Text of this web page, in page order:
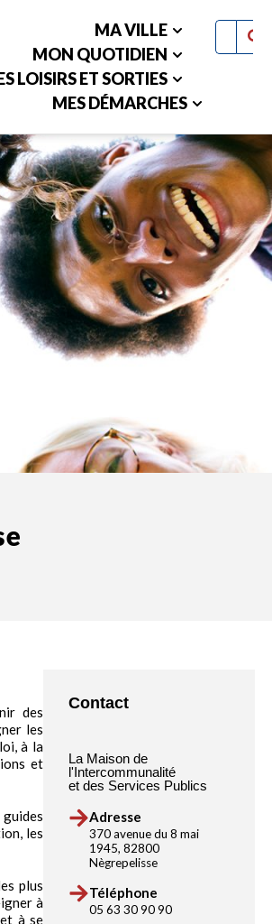
MA VILLE
MON QUOTIDIEN
LOISIRS ET SORTIES
MES DÉMARCHES
des
les
à la
et
les
plus
à
à se
Contact
La Maison de
l'Intercommunalité
et des Services Publics
Adresse
370 avenue du 8 mai
1945, 82800
Nègrepelisse
Téléphone
05 63 30 90 90